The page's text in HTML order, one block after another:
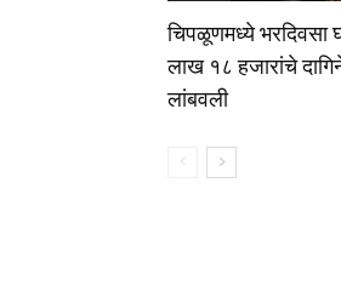
चिपळूणमध्ये भरदिवसा
लाख १८ हजारांचे
लांबवली